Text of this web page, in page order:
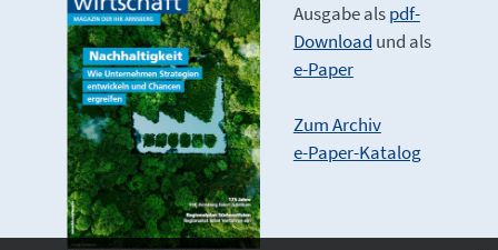
Ausgabe alspdf-
Download und als
e-Paper
Zum Archiv
e-Paper-Katalog